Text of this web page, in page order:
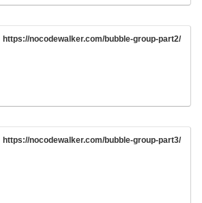
https://nocodewalker.com/bubble-group-part2/
https://nocodewalker.com/bubble-group-part3/